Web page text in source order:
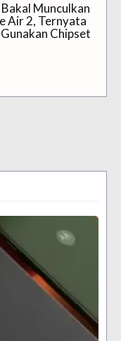
Munculkan
Air 2, Ternyata
Chipset